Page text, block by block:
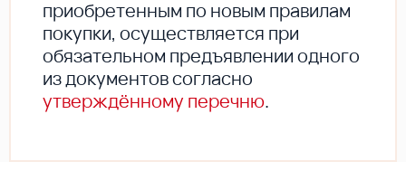
приобретенным по новым правилам
покупки, осуществляется при
обязательном предъявлении одного
из документов согласно
утверждённому перечню.